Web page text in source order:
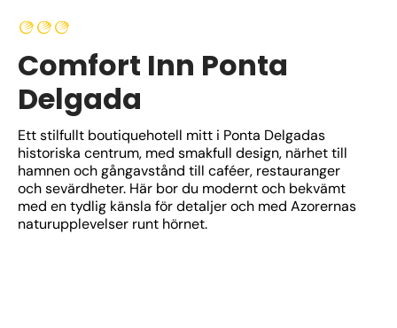
Comfort Inn Ponta
Delgada
Ett stilfullt boutiquehotell mitt i Ponta Delgadas
historiska centrum, med smakfull design, närhet till
hamnen och gångavstånd till caféer, restauranger
och sevärdheter. Här bor du modernt och bekvämt
med en tydlig känsla för detaljer och med Azorernas
naturupplevelser runt hörnet.